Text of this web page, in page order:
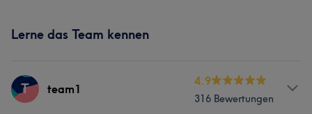
Lerne das Team kennen
T team1
4.9
316 Bewertungen